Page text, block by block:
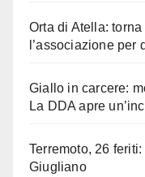
Orta di Atella:
l’associazione per
Giallo in carcere:
La DDA apre
Terremoto, 26
Giugliano